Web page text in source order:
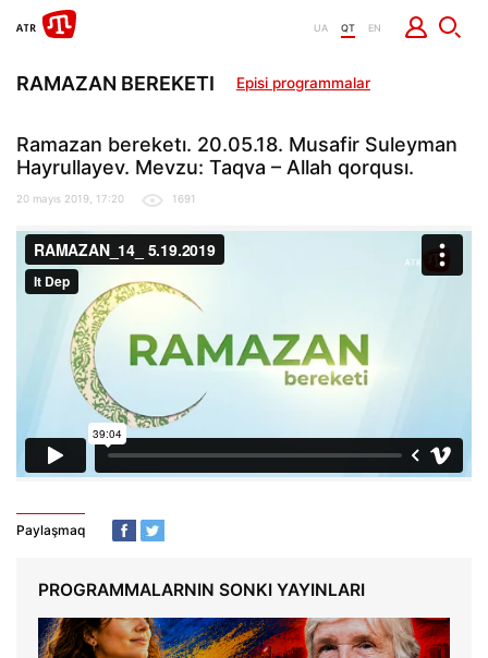
UA QT EN
RAMAZAN BEREKETI Episi programmalar
Ramazan bereketı. 20.05.18. Musafir Suleyman
Hayrullayev. Mevzu: Taqva – Allah qorqusı.
20 mayıs 2019, 17:20 1691
Paylaşmaq
PROGRAMMALARNIN SONKI YAYINLARI